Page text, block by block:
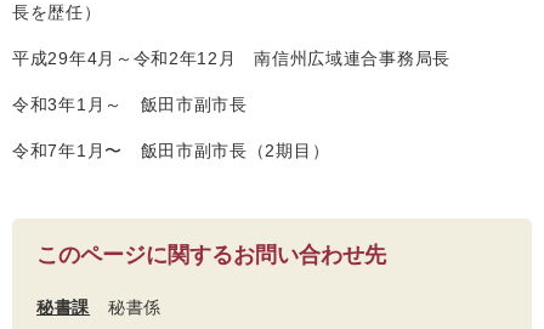
長を歴任）
平成29年4月～令和2年12月 南信州広域連合事務局長
令和3年1月～ 飯田市副市長
令和7年1月〜 飯田市副市長（2期目）
このページに関するお問い合わせ先
秘書課 秘書係